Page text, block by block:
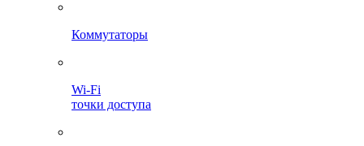
Коммутаторы
Wi-Fi
точки доступа